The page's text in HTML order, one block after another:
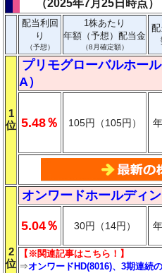
（2025年7月25日時点）
配当利回
り
（予想）
1株あたり
年額（予想）配当金
（8月確定額）
配
1
位
プリモグローバルホー
A）
5.48％ 105円（105円）
2
位
オンワードホールディ
5.04％ 30円（14円）
【※関連記事はこちら！】
⇒オンワードHD(8016)、3期連続